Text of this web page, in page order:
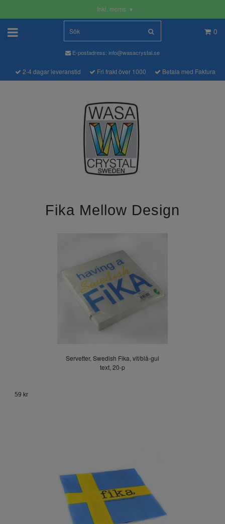
Inkl. moms ▾
0
E-postadress: info@wasacrystal.se
2-4 dagar leveranstid Fri frakt över 1000 Betala med Faktura
Fika Mellow Design
Servetter, Swedish Fika, vit/blå-gul
text, 20-p
59 kr